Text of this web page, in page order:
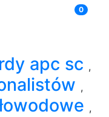
0
apc sc ,
,
,